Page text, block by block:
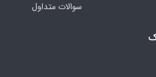
سوالات متداول